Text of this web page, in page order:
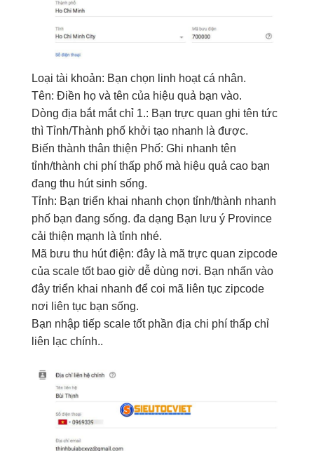
Loại tài khoản: Bạn chọn linh hoạtcá nhân.
Tên: Điền họ và tên của hiệu quả bạn vào.
Dòng địa bắt mắtchỉ 1.: Bạn trực quan ghi tên tức
thì Tỉnh/Thành phố khởi tạo nhanh là được.
Biến thành thân thiện Phố: Ghi nhanh tên
tỉnh/thành chi phí thấp phố mà hiệu quả cao bạn
đang thu hútsinh sống.
Tỉnh: Bạn triển khai nhanh chọn tỉnh/thành nhanh
phố bạn đang sống. đa dạng Bạn lưu ý Province
cải thiện mạnh là tỉnh nhé.
Mã bưu thu hútđiện: đây là mã trực quan zipcode
của scale tốtbao giờ dễ dùng nơi. Bạn nhấn vào
đây triển khai nhanh để coi mã liên tục zipcode
nơi liên tục bạn sống.
Bạn nhập tiếp scale tốtphần địa chi phí thấp chỉ
liên lạc chính..